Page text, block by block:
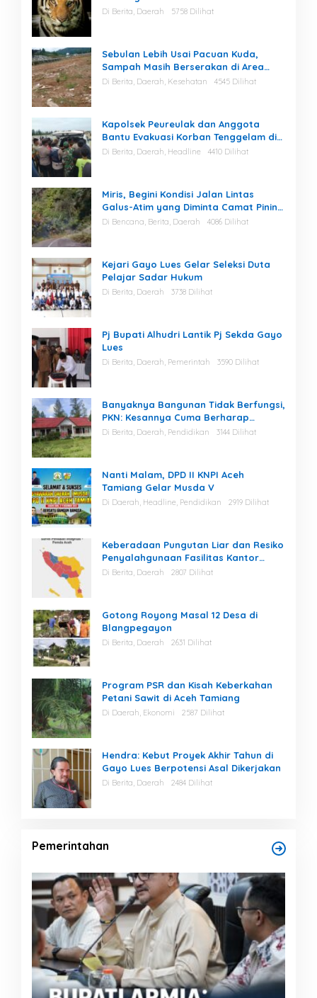
Di Berita, Daerah 5758 Dilihat
Sebulan Lebih Usai Pacuan Kuda,
Sampah Masih Berserakan di Area
Stadion
Di Berita, Daerah, Kesehatan 4545 Dilihat
Kapolsek Peureulak dan Anggota
Bantu Evakuasi Korban Tenggelam di
Perairan Kuala Bugak
Di Berita, Daerah, Headline 4410 Dilihat
Miris, Begini Kondisi Jalan Lintas
Galus-Atim yang Diminta Camat Pining
Dilakukan Perawatan
Di Bencana, Berita, Daerah 4086 Dilihat
Kejari Gayo Lues Gelar Seleksi Duta
Pelajar Sadar Hukum
Di Berita, Daerah 3738 Dilihat
Pj Bupati Alhudri Lantik Pj Sekda Gayo
Lues
Di Berita, Daerah, Pemerintah 3590 Dilihat
Banyaknya Bangunan Tidak Berfungsi,
PKN: Kesannya Cuma Berharap
Kegiatan
Di Berita, Daerah, Pendidikan 3144 Dilihat
Nanti Malam, DPD II KNPI Aceh
Tamiang Gelar Musda V
Di Daerah, Headline, Pendidikan 2919 Dilihat
Keberadaan Pungutan Liar dan Resiko
Penyalahgunaan Fasilitas Kantor
Masih Tinggi di Gayo Lues.
Di Berita, Daerah 2807 Dilihat
Gotong Royong Masal 12 Desa di
Blangpegayon
Di Berita, Daerah 2631 Dilihat
Program PSR dan Kisah Keberkahan
Petani Sawit di Aceh Tamiang
Di Daerah, Ekonomi 2587 Dilihat
Hendra: Kebut Proyek Akhir Tahun di
Gayo Lues Berpotensi Asal Dikerjakan
Di Berita, Daerah 2484 Dilihat
Pemerintahan